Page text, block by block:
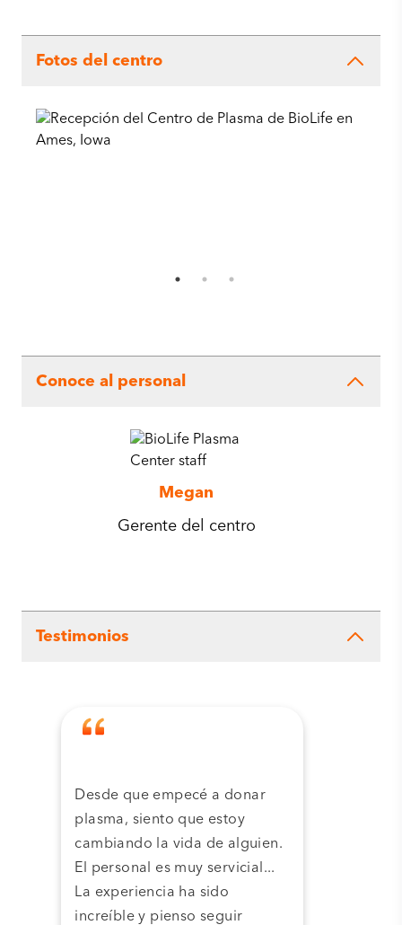
Fotos del centro
Conoce al personal
Megan
Gerente del centro
Testimonios
Desde que empecé a donar
plasma, siento que estoy
cambiando la vida de alguien.
El personal es muy servicial...
La experiencia ha sido
increíble y pienso seguir